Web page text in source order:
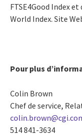
FTSE4Good Index
World Index. Site
Pour plus
Colin Brown
Chef de service,
514 841-3634